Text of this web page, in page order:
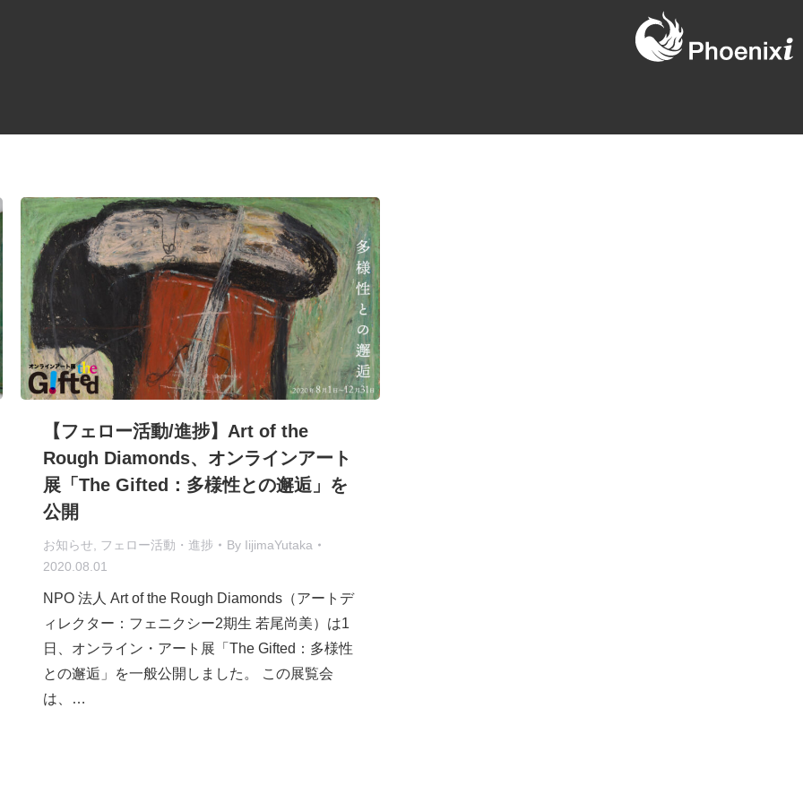
【フェロー活動/進捗】Art of the
Rough Diamonds、オンラインアート
展「The Gifted：多様性との邂逅」を
公開
お知らせ フェロー活動・進捗 By IijimaYutaka
2020.08.01
NPO 法人 Art of the Rough Diamonds（アートデ
ィレクター：フェニクシー2期生 若尾尚美）は1
日、オンライン・アート展「The Gifted：多様性
との邂逅」を一般公開しました。 この展覧会
は、…